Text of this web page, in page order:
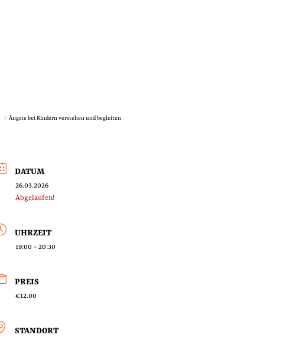
Ängste bei Kindern verstehen und begleiten
DATUM
26.03.2026
Abgelaufen!
UHRZEIT
19:00 - 20:30
PREIS
€12.00
STANDORT